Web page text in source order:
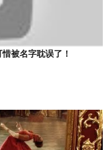
被名字耽误了！